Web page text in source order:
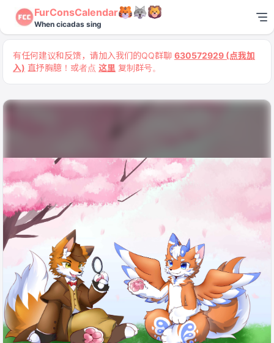
FurConsCalendar
When cicadas sing
有任何建议和反馈，请加入我们的QQ群聊 630572929 (点我加
入) 直抒胸臆！或者点 这里 复制群号。